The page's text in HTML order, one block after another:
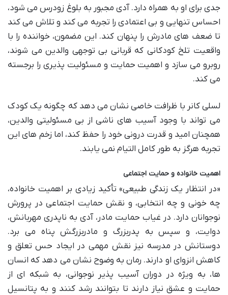
جدی برای او به همراه دارد. آدی مجبور به بلوغ زودرس می شود،
احساس تنهایی و بی اعتمادی را تجربه می کند و تلاش می کند
تا ضعف های مادرش را پنهان کند. این مضمون، خواننده را با
واقعیت تلخ کودکانی که قربانی بی توجهی والدین می شوند،
روبرو می سازد و اهمیت حمایت و مسئولیت پذیری را برجسته
می کند.
لسلی کانر با ظرافت خاصی نشان می دهد که چگونه یک کودک
می تواند با وجود آسیب های ناشی از بی مسئولیتی والدین،
همچنان امید و قدرت درونی خود را حفظ کند، اما زخم های این
تجربه هرگز به طور کامل التیام نمی یابند.
اهمیت خانواده و حمایت اجتماعی
«در انتظار یک زندگی طبیعی» تأکید زیادی بر اهمیت خانواده،
چه خونی و چه انتخابی، و نقش حمایت اجتماعی در پرورش
نوجوانان دارد. در غیاب حمایت مادر، آدی به ناپدری مهربانش،
دوایت، و سپس به پدربزرگ و مادربزرگش پناه می برد.
دوستانش در مدرسه نیز نقش مهمی در ایجاد حس تعلق و
کاهش انزوای او دارند. رمان به وضوح نشان می دهد که انسان
ها، به ویژه در دوران آسیب پذیر نوجوانی، به شبکه ای از
حمایت و عشق نیاز دارند تا بتوانند رشد کنند و به پتانسیل